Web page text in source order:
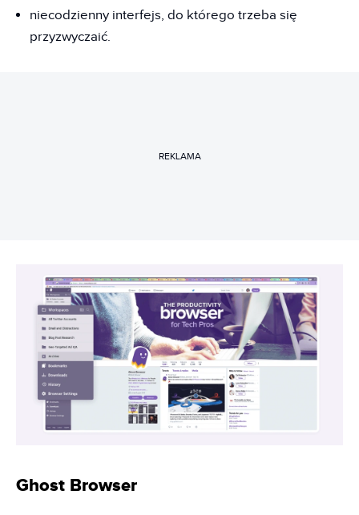
niecodzienny interfejs, do którego trzeba się
przyzwyczaić.
REKLAMA
Ghost Browser